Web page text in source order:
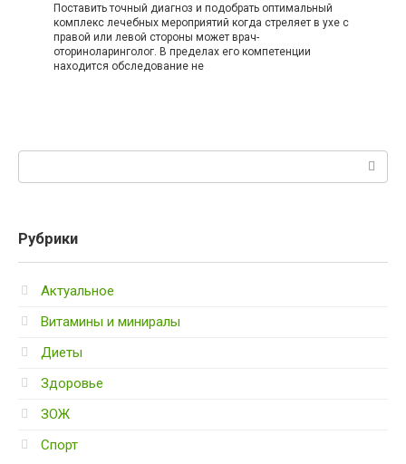
Поставить точный диагноз и подобрать оптимальный
комплекс лечебных мероприятий когда стреляет в ухе с
правой или левой стороны может врач-
оториноларинголог. В пределах его компетенции
находится обследование не
Рубрики
Актуальное
Витамины и миниралы
Диеты
Здоровье
ЗОЖ
Спорт